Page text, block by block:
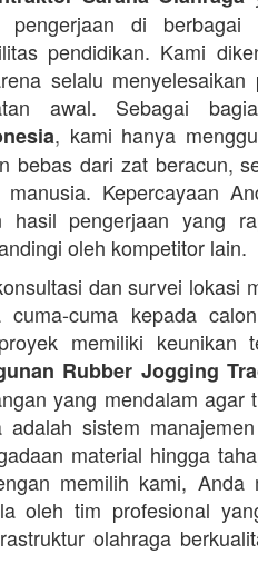
pengerjaan di
pendidikan. Kami
selalu menyelesaikan
awal. Sebagai
, kami hanya
bebas dari zat beracun,
Kepercayaan
hasil pengerjaan yang
oleh kompetitor lain.
dan survei lokasi
cuma kepada
memiliki keunikan
Rubber Jogging
yang mendalam agar
adalah sistem
material hingga
memilih kami, Anda
oleh tim profesional
olahraga